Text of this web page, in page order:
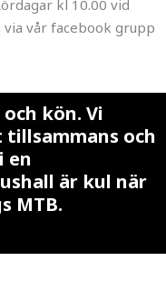
kl 10.00 vid
vår facebook grupp
kön. Vi
och
en
är kul när
MTB.